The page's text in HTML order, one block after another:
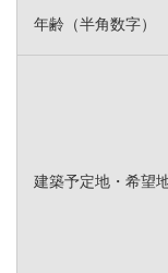
年齢（半角数字）
建築予定地・希望